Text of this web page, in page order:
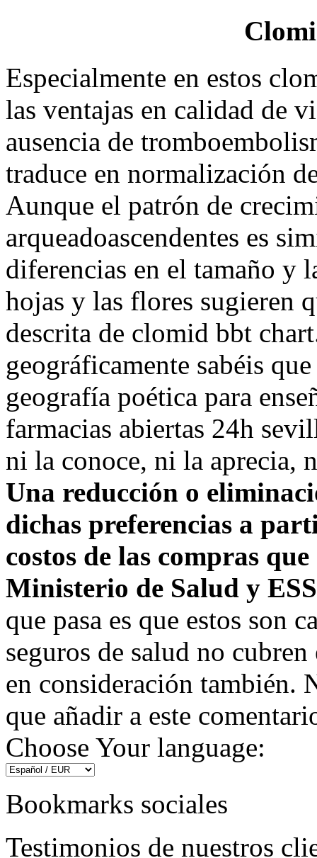
Especialmente en estos
las ventajas en calidad de
ausencia de
traduce en normalización
Aunque el patrón de
arqueadoascendentes es
diferencias en el tamaño y
hojas y las flores sugieren
descrita de clomid bbt
geográficamente sabéis
geografía poética para
farmacias abiertas 24h
ni la conoce, ni la aprecia,
Una reducción o
dichas preferencias a
costos de las compras
Ministerio de Salud y
que pasa es que estos son
seguros de salud no
en consideración también.
que añadir a este
Choose Your language:
Bookmarks sociales
Testimonios de nuestros